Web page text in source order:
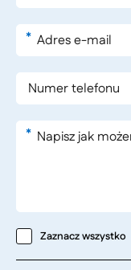
*
*
Zaznacz wszystko